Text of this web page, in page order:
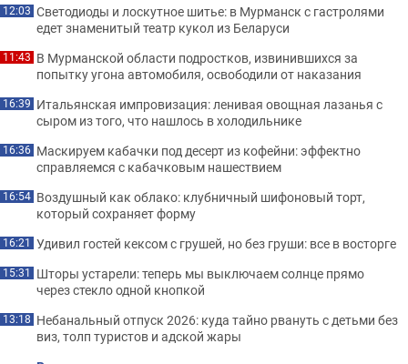
12:03 Светодиоды и лоскутное шитье: в Мурманск с гастролями
едет знаменитый театр кукол из Беларуси
11:43 В Мурманской области подростков, извинившихся за
попытку угона автомобиля, освободили от наказания
16:39 Итальянская импровизация: ленивая овощная лазанья с
сыром из того, что нашлось в холодильнике
16:36 Маскируем кабачки под десерт из кофейни: эффектно
справляемся с кабачковым нашествием
16:54 Воздушный как облако: клубничный шифоновый торт,
который сохраняет форму
16:21 Удивил гостей кексом с грушей, но без груши: все в восторге
15:31 Шторы устарели: теперь мы выключаем солнце прямо
через стекло одной кнопкой
13:18 Небанальный отпуск 2026: куда тайно рвануть с детьми без
виз, толп туристов и адской жары